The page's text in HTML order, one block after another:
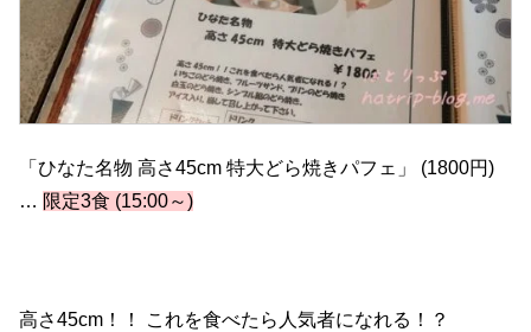
「ひなた名物 高さ45cm 特大どら焼きパフェ」 (1800円)
… 限定3食 (15:00～)
高さ45cm！！ これを食べたら人気者になれる！？